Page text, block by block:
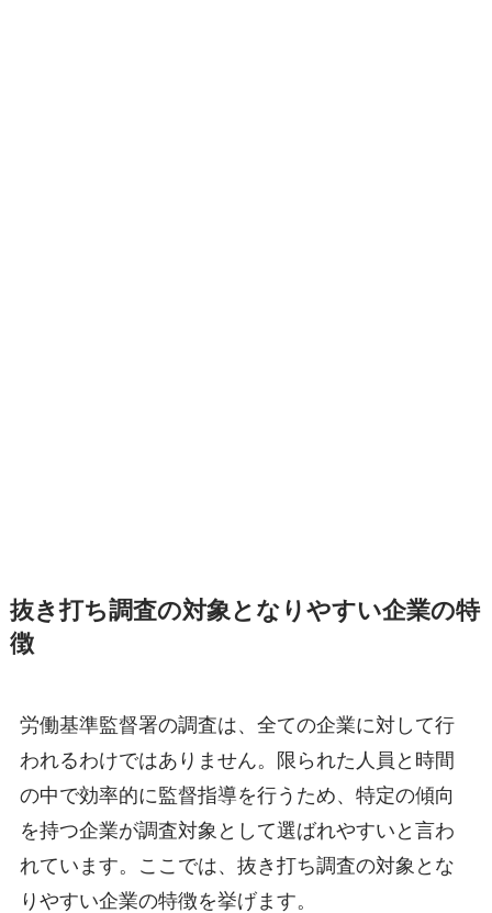
抜き打ち調査の対象となりやすい企業の特
徴
労働基準監督署の調査は、全ての企業に対して行
われるわけではありません。限られた人員と時間
の中で効率的に監督指導を行うため、特定の傾向
を持つ企業が調査対象として選ばれやすいと言わ
れています。ここでは、抜き打ち調査の対象とな
りやすい企業の特徴を挙げます。